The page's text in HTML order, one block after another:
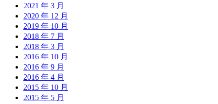
2021 年 3 月
2020 年 12 月
2019 年 10 月
2018 年 7 月
2018 年 3 月
2016 年 10 月
2016 年 9 月
2016 年 4 月
2015 年 10 月
2015 年 5 月